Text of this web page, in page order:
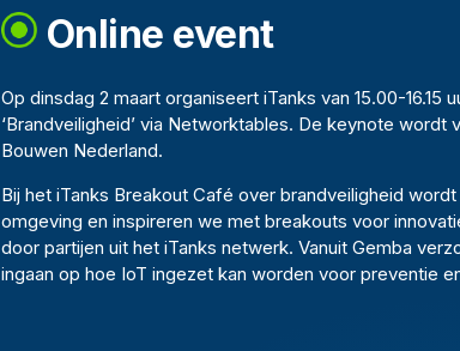
Online event
Op dinsdag 2 maart organiseert iTanks van 15.00-
‘Brandveiligheid’ via Networktables. De keynote
Bouwen Nederland.
Bij het iTanks Breakout Café over brandveiligheid
omgeving en inspireren we met breakouts voor
door partijen uit het iTanks netwerk. Vanuit Gemba
ingaan op hoe IoT ingezet kan worden voor preventie